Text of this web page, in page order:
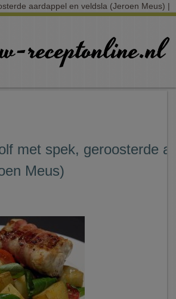
aardappel en veldsla (Jeroen Meus) |
met spek, geroosterde
Meus)